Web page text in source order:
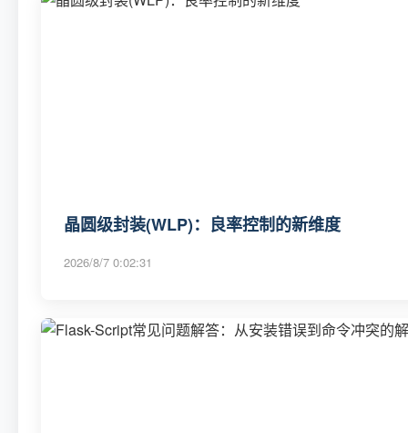
晶圆级封装(WLP)：良率控制的新维度
2026/8/7 0:02:31